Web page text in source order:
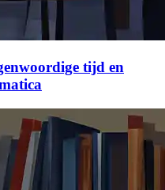
tijd en